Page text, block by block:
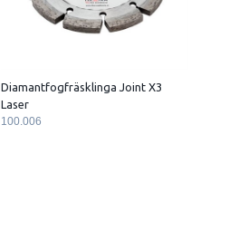
Diamantfogfräsklinga Joint X3
Laser
100.006